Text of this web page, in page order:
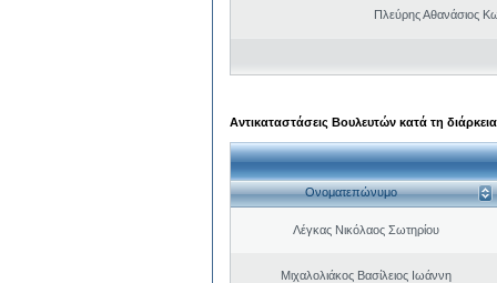
Πλεύρης Αθανάσιος
Αντικαταστάσεις Βουλευτών κατά τη
Ονοματεπώνυμο
Λέγκας Νικόλαος Σωτηρίου
Μιχαλολιάκος Βασίλειος Ιωάννη